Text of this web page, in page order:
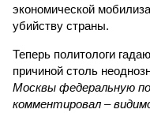
экономической
убийству страны.
Теперь политологи
причиной столь
Москвы федеральную
комментировал –